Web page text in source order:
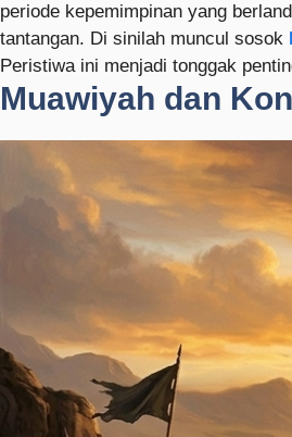
periode kepemimpinan yang
tantangan. Di sinilah muncul sosok
Peristiwa ini menjadi tonggak
Muawiyah dan